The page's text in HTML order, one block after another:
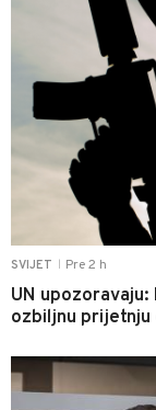
SVIJET Pre 2 h
UN
ozbiljnu